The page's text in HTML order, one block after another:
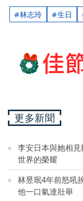
林志玲 生日
更多新聞
李安日本與她相
世界的榮耀
林昱珉4年前怒吼
他一口氣達壯舉